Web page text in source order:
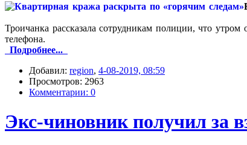
Троичанка рассказала сотрудникам полиции, что
телефона.
Подробнее...
Добавил: region, 4-08-2019, 08:59
Просмотров: 2963
Комментарии: 0
Экс-чиновник получил за